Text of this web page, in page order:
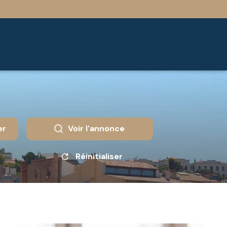
Voir l'annonce
Réinitialiser